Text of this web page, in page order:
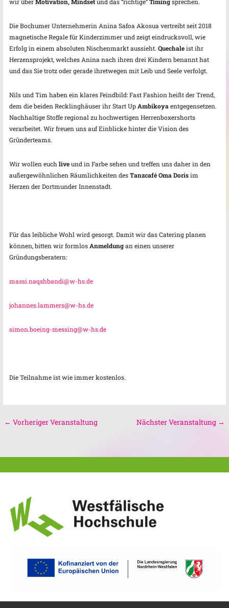
Die Bochumer Unternehmerin Anina Safoa Akosua vertreibt seit 2018
magnetische Regale für Kinderzimmer und zeigt eindrucksvoll, wie
Erfolg in einem absoluten Nischenmarkt aussieht.Quechaleist ihr
Herzensprojekt, welches Anina nach ihren drei Kindern benannt hat
und das Sie trotz oder gerade ihretwegen mit Leib und Seele verfolgt.
Nils und Tim haben ein klares Feindbild: Fast Fashion heißt der Trend,
dem die beiden Recklinghäuser ihr Start Up Ambikoya entgegensetzen.
Nachhaltige Stoffe regional zu hochwertigen Herrenboxershorts
verarbeitet. Wir freuen uns auf Einblicke hinter die Vision des
Gründerteams.
Wir wollen euchliveund in Farbe sehen und treffen uns daher in den
außergewöhnlichen Räumlichkeiten desTanzcafé Oma Dorisim
Herzen der Dortmunder Innenstadt.
Für das leibliche Wohl wird gesorgt. Damit wir das Catering planen
können, bitten wir formlos Anmeldungan einen unserer
Gründungsberatern:
massi.naqshbandi@w-hs.de
johannes.lammers@w-hs.de
simon.boeing-messing@w-hs.de
Die Teilnahme ist wie immer kostenlos.
← Vorheriger Veranstaltung Nächster Veranstaltung →